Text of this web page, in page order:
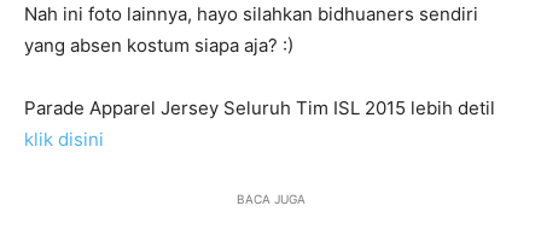
Nah ini foto lainnya, hayo silahkan bidhuaners sendiri
yang absen kostum siapa aja? :)
Parade Apparel Jersey Seluruh Tim ISL 2015 lebih detil
klik disini
BACA JUGA